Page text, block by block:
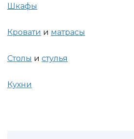
Шкафы
Кровати и матрасы
Столы и стулья
Кухни